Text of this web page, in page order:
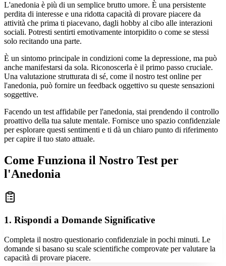
L'anedonia è più di un semplice brutto umore. È una persistente
perdita di interesse e una ridotta capacità di provare piacere da
attività che prima ti piacevano, dagli hobby al cibo alle interazioni
sociali. Potresti sentirti emotivamente intorpidito o come se stessi
solo recitando una parte.
È un sintomo principale in condizioni come la depressione, ma può
anche manifestarsi da sola. Riconoscerla è il primo passo cruciale.
Una valutazione strutturata di sé, come il nostro test online per
l'anedonia, può fornire un feedback oggettivo su queste sensazioni
soggettive.
Facendo un test affidabile per l'anedonia, stai prendendo il controllo
proattivo della tua salute mentale. Fornisce uno spazio confidenziale
per esplorare questi sentimenti e ti dà un chiaro punto di riferimento
per capire il tuo stato attuale.
Come Funziona il Nostro Test per
l'Anedonia
1. Rispondi a Domande Significative
Completa il nostro questionario confidenziale in pochi minuti. Le
domande si basano su scale scientifiche comprovate per valutare la
capacità di provare piacere.